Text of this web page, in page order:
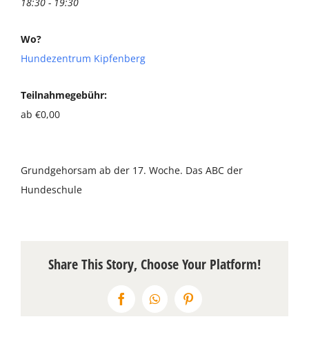
Unsere Shops
Ernährungsberatung
Terminkalender
Öffnungszeiten
Wo?
Hundezentrum Kipfenberg
Teilnahmegebühr:
ab €0,00
Grundgehorsam ab der 17. Woche. Das ABC der
Hundeschule
Share This Story, Choose Your Platform!
FacebookWhatsAppPinterest